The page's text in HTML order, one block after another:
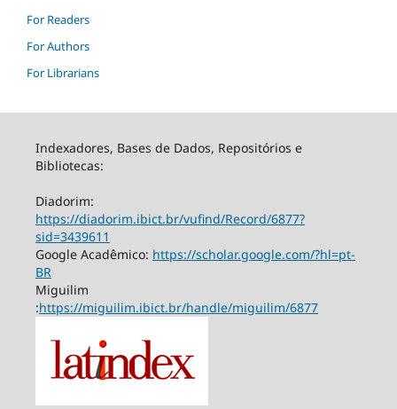
For Readers
For Authors
For Librarians
Indexadores, Bases de Dados, Repositórios e
Bibliotecas:
Diadorim:
https://diadorim.ibict.br/vufind/Record/6877?
sid=3439611
Google Acadêmico: https://scholar.google.com/?hl=pt-
BR
Miguilim
:https://miguilim.ibict.br/handle/miguilim/6877